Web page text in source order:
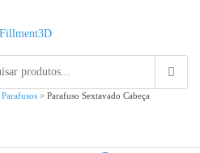
Parafusos > Parafuso Sextavado Cabeça